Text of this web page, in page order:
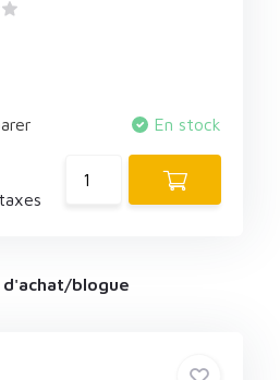
En stock
d'achat/blogue